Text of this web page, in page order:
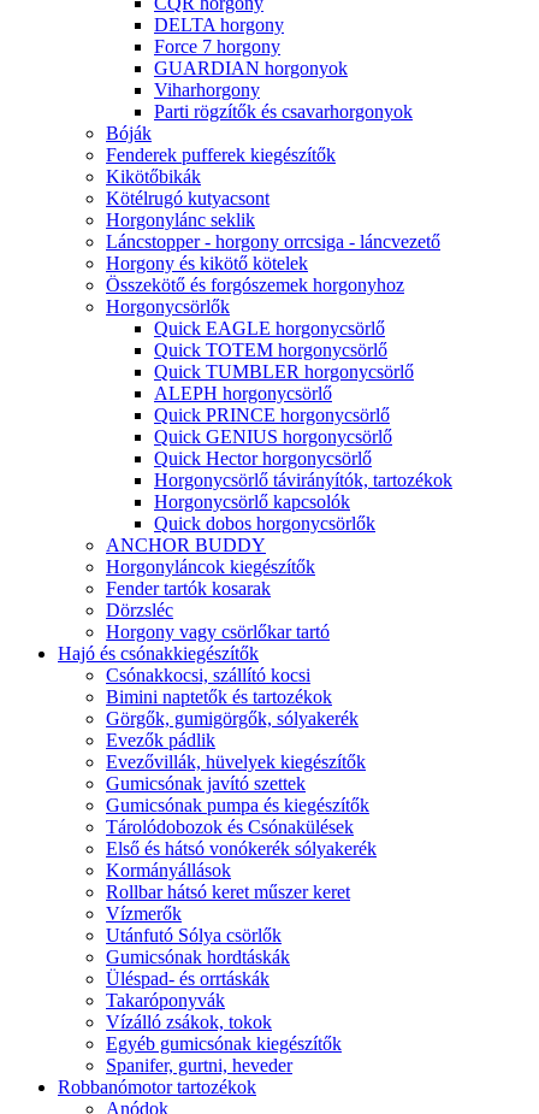
DELTA horgony
Force 7 horgony
GUARDIAN horgonyok
Viharhorgony
Parti rögzítők és csavarhorgonyok
Bóják
Fenderek pufferek kiegészítők
Kikötőbikák
Kötélrugó kutyacsont
Horgonylánc seklik
Láncstopper - horgony orrcsiga - láncvezető
Horgony és kikötő kötelek
Összekötő és forgószemek horgonyhoz
Horgonycsörlők
Quick EAGLE horgonycsörlő
Quick TOTEM horgonycsörlő
Quick TUMBLER horgonycsörlő
ALEPH horgonycsörlő
Quick PRINCE horgonycsörlő
Quick GENIUS horgonycsörlő
Quick Hector horgonycsörlő
Horgonycsörlő távirányítók, tartozékok
Horgonycsörlő kapcsolók
Quick dobos horgonycsörlők
ANCHOR BUDDY
Horgonyláncok kiegészítők
Fender tartók kosarak
Dörzsléc
Horgony vagy csörlőkar tartó
Hajó és csónakkiegészítők
Csónakkocsi, szállító kocsi
Bimini naptetők és tartozékok
Görgők, gumigörgők, sólyakerék
Evezők pádlik
Evezővillák, hüvelyek kiegészítők
Gumicsónak javító szettek
Gumicsónak pumpa és kiegészítők
Tárolódobozok és Csónakülések
Első és hátsó vonókerék sólyakerék
Kormányállások
Rollbar hátsó keret műszer keret
Vízmerők
Utánfutó Sólya csörlők
Gumicsónak hordtáskák
Üléspad- és orrtáskák
Takaróponyvák
Vízálló zsákok, tokok
Egyéb gumicsónak kiegészítők
Spanifer, gurtni, heveder
Robbanómotor tartozékok
Anódok